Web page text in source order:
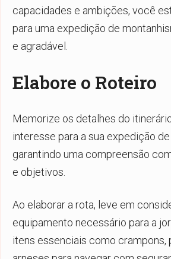
capacidades e ambições, você
para uma expedição de
e agradável.
Elabore o Roteiro
Memorize os detalhes do
interesse para a sua expedição
garantindo uma compreensão
e objetivos.
Ao elaborar a rota, leve em
equipamento necessário para a
itens essenciais como crampons,